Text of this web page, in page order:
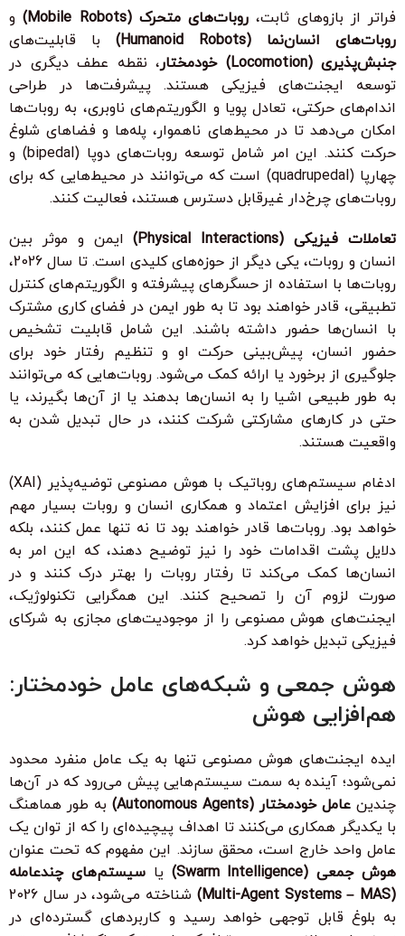
فراتر از بازوهای ثابت، روبات‌های متحرک (Mobile Robots)
و
روبات‌های انسان‌نما (Humanoid Robots)
با قابلیت‌های
جنبش‌پذیری (Locomotion) خودمختار
، نقطه عطف دیگری در
توسعه ایجنت‌های فیزیکی هستند. پیشرفت‌ها در طراحی
اندام‌های حرکتی، تعادل پویا و الگوریتم‌های ناوبری، به روبات‌ها
امکان می‌دهد تا در محیط‌های ناهموار، پله‌ها و فضاهای شلوغ
حرکت کنند. این امر شامل توسعه روبات‌های دوپا (bipedal) و
چهارپا (quadrupedal) است که می‌توانند در محیط‌هایی که برای
روبات‌های چرخ‌دار غیرقابل دسترس هستند، فعالیت کنند.
تعاملات فیزیکی (Physical Interactions)
ایمن و موثر بین
انسان و روبات، یکی دیگر از حوزه‌های کلیدی است. تا سال 2026،
روبات‌ها با استفاده از حسگرهای پیشرفته و الگوریتم‌های کنترل
تطبیقی، قادر خواهند بود تا به طور ایمن در فضای کاری مشترک
با انسان‌ها حضور داشته باشند. این شامل قابلیت تشخیص
حضور انسان، پیش‌بینی حرکت او و تنظیم رفتار خود برای
جلوگیری از برخورد یا ارائه کمک می‌شود. روبات‌هایی که می‌توانند
به طور طبیعی اشیا را به انسان‌ها بدهند یا از آن‌ها بگیرند، یا
حتی در کارهای مشارکتی شرکت کنند، در حال تبدیل شدن به
واقعیت هستند.
ادغام سیستم‌های روباتیک با هوش مصنوعی توضیه‌پذیر (XAI)
نیز برای افزایش اعتماد و همکاری انسان و روبات بسیار مهم
خواهد بود. روبات‌ها قادر خواهند بود تا نه تنها عمل کنند، بلکه
دلایل پشت اقدامات خود را نیز توضیح دهند، که این امر به
انسان‌ها کمک می‌کند تا رفتار روبات را بهتر درک کنند و در
صورت لزوم آن را تصحیح کنند. این همگرایی تکنولوژیک،
ایجنت‌های هوش مصنوعی را از موجودیت‌های مجازی به شرکای
فیزیکی تبدیل خواهد کرد.
هوش جمعی و شبکه‌های عامل خودمختار:
هم‌افزایی هوش
ایده ایجنت‌های هوش مصنوعی تنها به یک عامل منفرد محدود
نمی‌شود؛ آینده به سمت سیستم‌هایی پیش می‌رود که در آن‌ها
چندین عامل خودمختار (Autonomous Agents)
به طور هماهنگ
با یکدیگر همکاری می‌کنند تا اهداف پیچیده‌ای را که از توان یک
عامل واحد خارج است، محقق سازند. این مفهوم که تحت عنوان
هوش جمعی (Swarm Intelligence)
یاسیستم‌های چندعامله
(Multi-Agent Systems – MAS)
شناخته می‌شود، در سال 2026
به بلوغ قابل توجهی خواهد رسید و کاربردهای گسترده‌ای در